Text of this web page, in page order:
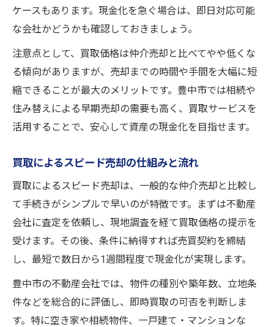
ケースもあります。現金化を急ぐ場合は、即日対応可能
な会社かどうかも確認しておきましょう。
注意点として、買取価格は仲介売却と比べてやや低くな
る傾向がありますが、売却までの時間や手間を大幅に短
縮できることが最大のメリットです。豊中市では相続や
住み替えによる早期売却の需要も高く、買取サービスを
活用することで、安心して資産の現金化を目指せます。
買取によるスピード売却の仕組みと流れ
買取によるスピード売却は、一般的な仲介売却と比較し
て手続きがシンプルで早いのが特徴です。まずは不動産
会社に査定を依頼し、現地調査を経て買取価格の提示を
受けます。その後、条件に納得すれば売買契約を締結
し、最短で数日から1週間程度で現金化が実現します。
豊中市の不動産会社では、物件の種別や築年数、立地条
件などを総合的に評価し、即時買取の可否を判断しま
す。特に空き家や相続物件、一戸建て・マンションな